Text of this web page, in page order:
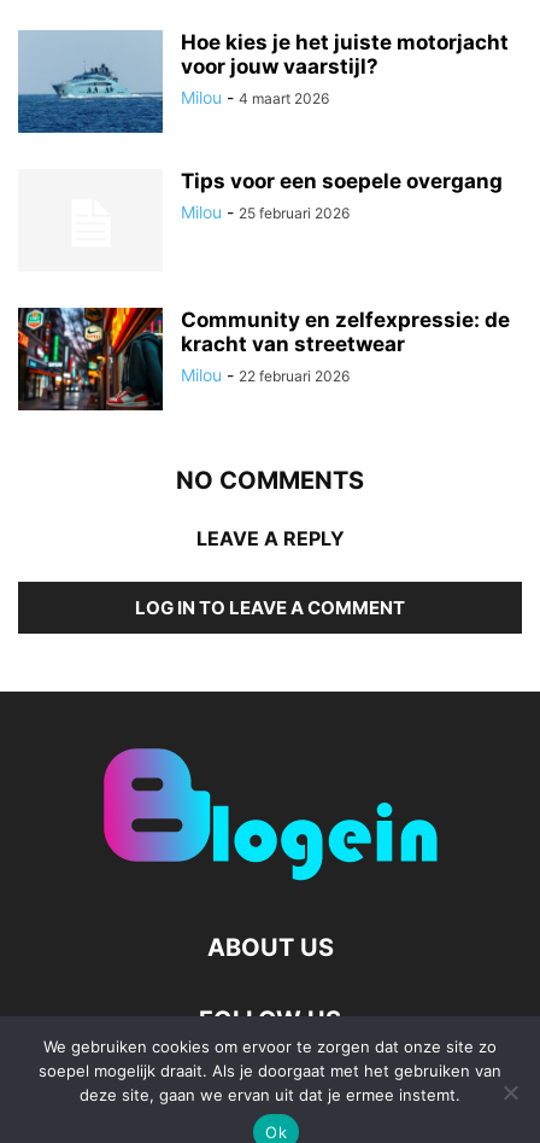
Hoe kies je het juiste motorjacht
voor jouw vaarstijl?
Milou - 4 maart 2026
Tips voor een soepele overgang
Milou - 25 februari 2026
Community en zelfexpressie: de
kracht van streetwear
Milou - 22 februari 2026
NO COMMENTS
LEAVE A REPLY
LOG IN TO LEAVE A COMMENT
ABOUT US
FOLLOW US
©
We gebruiken cookies om ervoor te zorgen dat onze site zo
soepel mogelijk draait. Als je doorgaat met het gebruiken van
deze site, gaan we ervan uit dat je ermee instemt.
Ok